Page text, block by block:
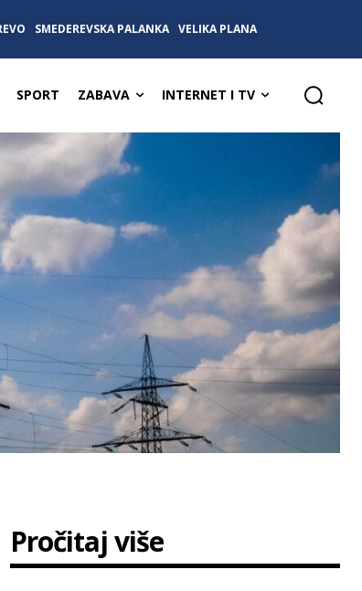
SMEDEREVSKA PALANKA VELIKA PLANA
SPORT ZABAVA INTERNET I TV
Pročitaj više